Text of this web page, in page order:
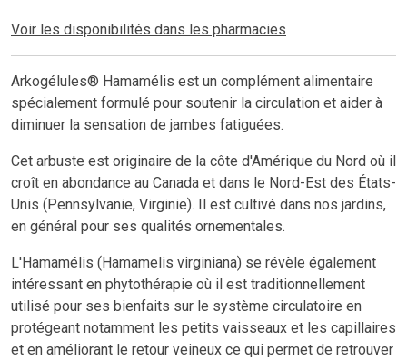
Voir les disponibilités dans les pharmacies
Arkogélules® Hamamélis est un complément alimentaire
spécialement formulé pour soutenir la circulation et aider à
diminuer la sensation de jambes fatiguées.
Cet arbuste est originaire de la côte d'Amérique du Nord où il
croît en abondance au Canada et dans le Nord-Est des États-
Unis (Pennsylvanie, Virginie). Il est cultivé dans nos jardins,
en général pour ses qualités ornementales.
L'Hamamélis (Hamamelis virginiana) se révèle également
intéressant en phytothérapie où il est traditionnellement
utilisé pour ses bienfaits sur le système circulatoire en
protégeant notamment les petits vaisseaux et les capillaires
et en améliorant le retour veineux ce qui permet de retrouver